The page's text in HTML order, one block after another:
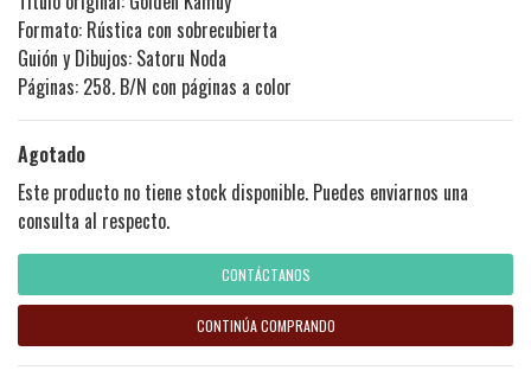
Formato: Rústica con sobrecubierta
Guión y Dibujos: Satoru Noda
Páginas: 258. B/N con páginas a color
Agotado
Este producto no tiene stock disponible. Puedes enviarnos una
consulta al respecto.
CONTÁCTANOS
CONTINÚA COMPRANDO